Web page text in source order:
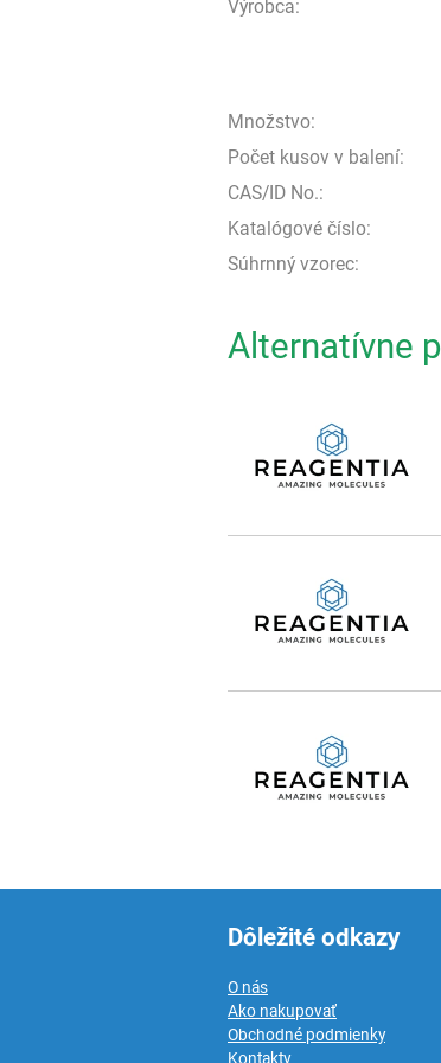
Výrobca:
Množstvo:
Počet kusov v balení:
CAS/ID No.:
Katalógové číslo:
Súhrnný vzorec:
Alternatívne
Dôležité odkazy
O nás
Ako nakupovať
Obchodné podmienky
Kontakty